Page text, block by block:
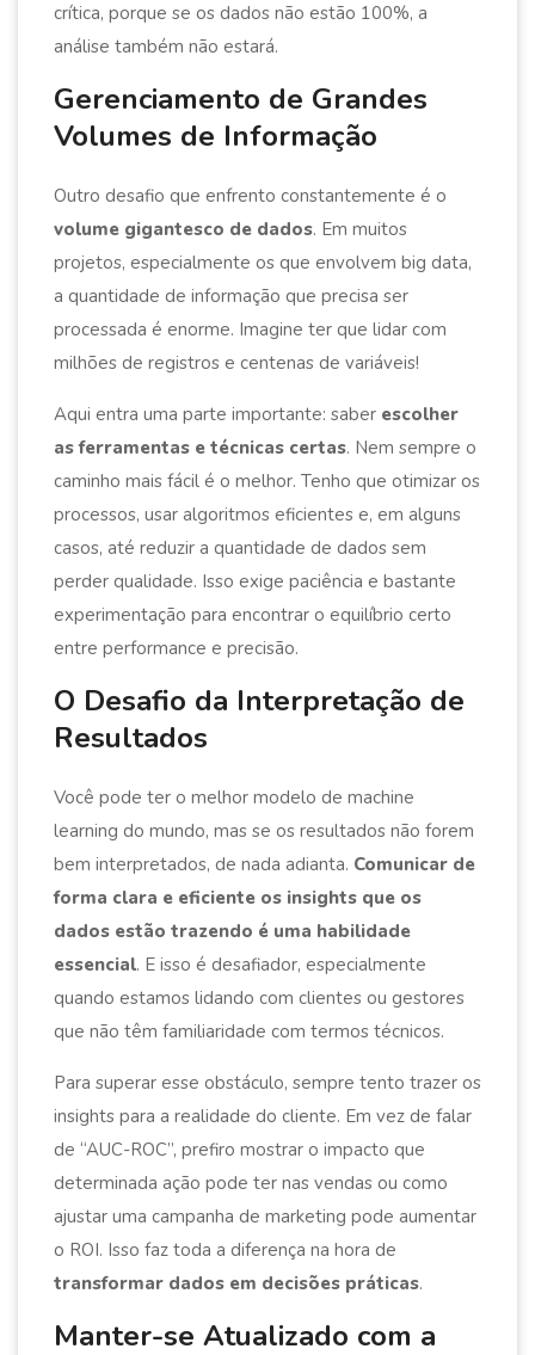
crítica, porque se os dados não estão 100%, a
análise também não estará.
Gerenciamento de Grandes
Volumes de Informação
Outro desafio que enfrento constantemente é o
volume gigantesco de dados. Em muitos
projetos, especialmente os que envolvem big data,
a quantidade de informação que precisa ser
processada é enorme. Imagine ter que lidar com
milhões de registros e centenas de variáveis!
Aqui entra uma parte importante: saber escolher
as ferramentas e técnicas certas. Nem sempre o
caminho mais fácil é o melhor. Tenho que otimizar os
processos, usar algoritmos eficientes e, em alguns
casos, até reduzir a quantidade de dados sem
perder qualidade. Isso exige paciência e bastante
experimentação para encontrar o equilíbrio certo
entre performance e precisão.
O Desafio da Interpretação de
Resultados
Você pode ter o melhor modelo de machine
learning do mundo, mas se os resultados não forem
bem interpretados, de nada adianta. Comunicar de
forma clara e eficiente os insights que os
dados estão trazendo é uma habilidade
essencial. E isso é desafiador, especialmente
quando estamos lidando com clientes ou gestores
que não têm familiaridade com termos técnicos.
Para superar esse obstáculo, sempre tento trazer os
insights para a realidade do cliente. Em vez de falar
de “AUC-ROC”, prefiro mostrar o impacto que
determinada ação pode ter nas vendas ou como
ajustar uma campanha de marketing pode aumentar
o ROI. Isso faz toda a diferença na hora de
transformar dados em decisões práticas.
Manter-se Atualizado com a